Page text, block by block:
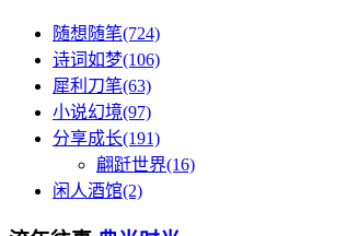
随想随笔(724)
诗词如梦(106)
犀利刀笔(63)
小说幻境(97)
分享成长(191)
翩跹世界(16)
闲人酒馆(2)